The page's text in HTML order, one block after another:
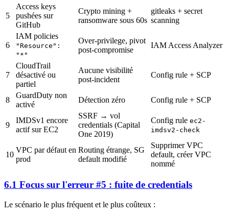
5
Access keys
pushées sur
GitHub
Crypto mining +
ransomware sous 60s
gitleaks + secret
scanning
6
IAM policies
"Resource":
"*"
Over-privilege, pivot
post-compromise
IAM Access Analyzer
7
CloudTrail
désactivé ou
partiel
Aucune visibilité
post-incident
Config rule + SCP
8
GuardDuty non
activé
Détection zéro Config rule + SCP
9
IMDSv1 encore
actif sur EC2
SSRF → vol
credentials (Capital
One 2019)
Config rule ec2-
imdsv2-check
10
VPC par défaut en
prod
Routing étrange, SG
default modifié
Supprimer VPC
default, créer VPC
nommé
6.1 Focus sur l'erreur #5 : fuite de credentials
Le scénario le plus fréquent et le plus coûteux :